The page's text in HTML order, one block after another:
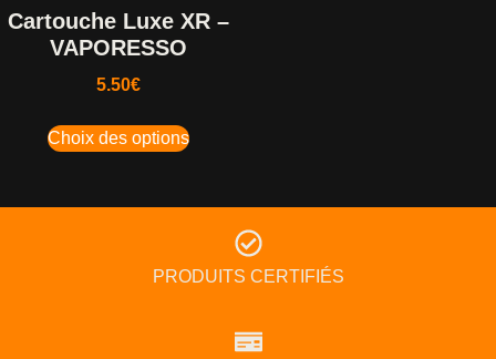
Cartouche Luxe XR –
VAPORESSO
5.50€
Choix des options
PRODUITS CERTIFIÉS